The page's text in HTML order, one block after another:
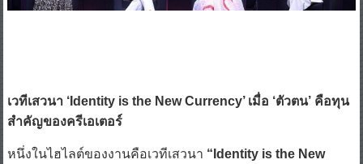
สำคัญของครีเอเตอร์
Currency: แบรนด์ชอบ คนดูจำ สูตรลับสร้างตัวตนอินฟลูเอน